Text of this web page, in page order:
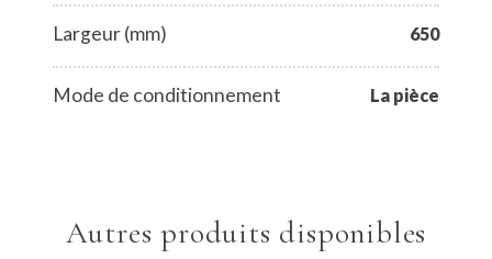
Largeur (mm) 650
Mode de conditionnement La pièce
Autres produits disponibles